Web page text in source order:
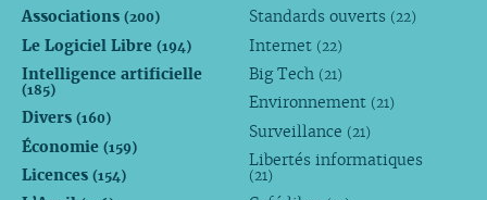
Associations (200)
Le Logiciel Libre (194)
Intelligence artificielle
(185)
Divers (160)
Économie (159)
Licences (154)
Standards ouverts (22)
Internet (22)
Big Tech (21)
Environnement (21)
Surveillance (21)
Libertés informatiques
(21)